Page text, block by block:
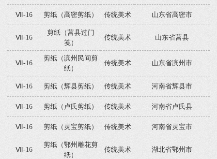
Ⅶ-16 剪纸（高密剪纸） 传统美术 山东省高密市
Ⅶ-16
剪纸（莒县过门
笺）
传统美术 山东省莒县
Ⅶ-16
剪纸（滨州民间剪
纸）
传统美术 山东省滨州市
Ⅶ-16 剪纸（辉县剪纸） 传统美术 河南省辉县市
Ⅶ-16 剪纸（卢氏剪纸） 传统美术 河南省卢氏县
Ⅶ-16 剪纸（灵宝剪纸） 传统美术 河南省灵宝市
Ⅶ-16
剪纸（鄂州雕花剪
纸）
传统美术 湖北省鄂州市